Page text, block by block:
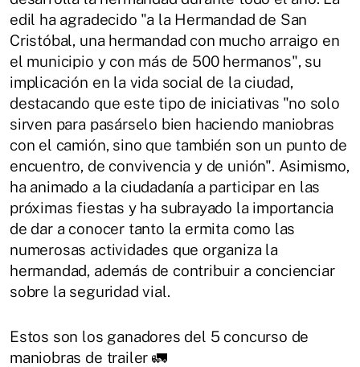
edil ha agradecido "a la Hermandad de San
Cristóbal, una hermandad con mucho arraigo en
el municipio y con más de 500 hermanos", su
implicación en la vida social de la ciudad,
destacando que este tipo de iniciativas "no solo
sirven para pasárselo bien haciendo maniobras
con el camión, sino que también son un punto de
encuentro, de convivencia y de unión". Asimismo,
ha animado a la ciudadanía a participar en las
próximas fiestas y ha subrayado la importancia
de dar a conocer tanto la ermita como las
numerosas actividades que organiza la
hermandad, además de contribuir a concienciar
sobre la seguridad vial.
Estos son los ganadores del 5 concurso de
maniobras de trailer 🚛